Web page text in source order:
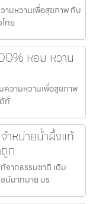
ามหวานเพื่อสุขภาพ กับ
ทย
หอม หวาน
ความหวานเพื่อสุขภาพ
ทั่
ำหน่ายน้ำผึ้งแท้
ก
จากธรรมชาติ เติม
น์มากมาย บร